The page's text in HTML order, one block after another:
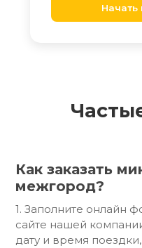
Как заказать
межгород?
1. Заполните онлайн
сайте нашей
дату и время